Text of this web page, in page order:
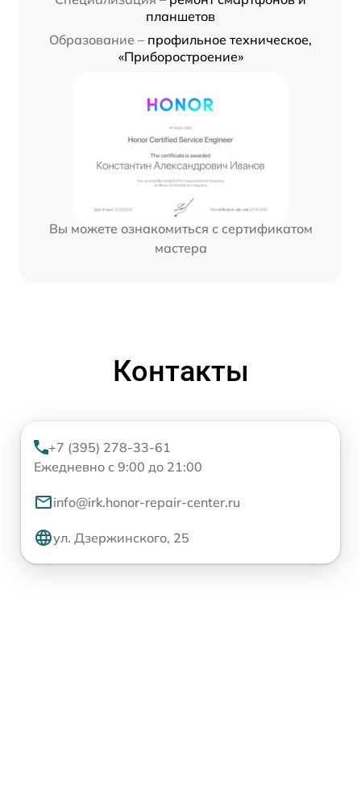
планшетов
Образование – профильное техническое,
«Приборостроение»
Вы можете ознакомиться с сертификатом
мастера
Контакты
+7 (395) 278-33-61
Ежедневно с 9:00 до 21:00
info@irk.honor-repair-center.ru
ул. Дзержинского, 25